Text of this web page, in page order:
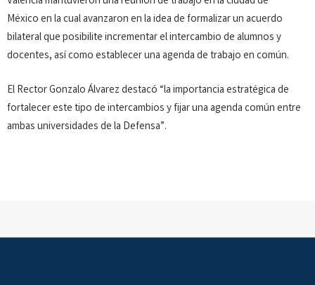
México en la cual avanzaron en la idea de formalizar un acuerdo
bilateral que posibilite incrementar el intercambio de alumnos y
docentes, así como establecer una agenda de trabajo en común.
El Rector Gonzalo Álvarez destacó “la importancia estratégica de
fortalecer este tipo de intercambios y fijar una agenda común entre
ambas universidades de la Defensa”.